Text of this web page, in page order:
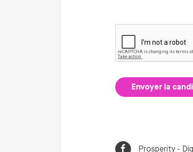
Envoyer la
Prosperity -